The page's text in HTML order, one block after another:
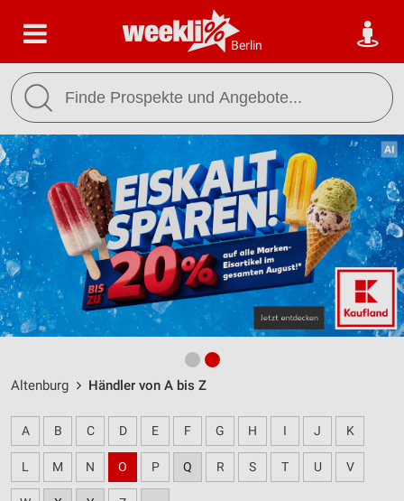
Berlin
Altenburg Händler von A bis Z
A B C D E F G H I J K
L M N O P Q R S T U V